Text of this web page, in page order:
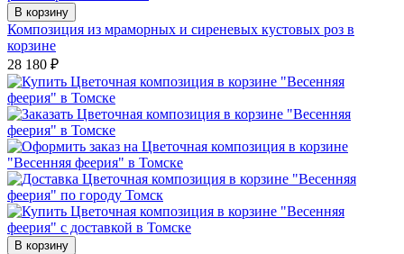
В корзину
Композиция из мраморных и сиреневых кустовых роз в
корзине
28 180 ₽
В корзину